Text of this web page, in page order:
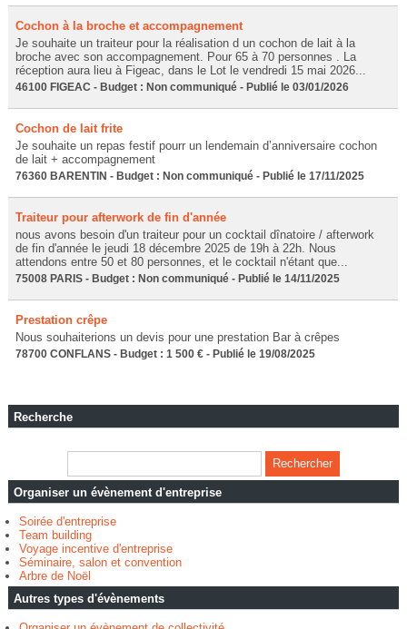
Cochon à la broche et accompagnement
Je souhaite un traiteur pour la réalisation d un cochon de lait à la
broche avec son accompagnement. Pour 65 à 70 personnes . La
réception aura lieu à Figeac, dans le Lot le vendredi 15 mai 2026...
46100 FIGEAC - Budget : Non communiqué - Publié le 03/01/2026
Cochon de lait frite
Je souhaite un repas festif pourr un lendemain d’anniversaire cochon
de lait + accompagnement
76360 BARENTIN - Budget : Non communiqué - Publié le 17/11/2025
Traiteur pour afterwork de fin d'année
nous avons besoin d'un traiteur pour un cocktail dînatoire / afterwork
de fin d'année le jeudi 18 décembre 2025 de 19h à 22h. Nous
attendons entre 50 et 80 personnes, et le cocktail n'étant que...
75008 PARIS - Budget : Non communiqué - Publié le 14/11/2025
Prestation crêpe
Nous souhaiterions un devis pour une prestation Bar à crêpes
78700 CONFLANS - Budget : 1 500 € - Publié le 19/08/2025
Recherche
Organiser un évènement d'entreprise
Soirée d'entreprise
Team building
Voyage incentive d'entreprise
Séminaire, salon et convention
Arbre de Noël
Autres types d'évènements